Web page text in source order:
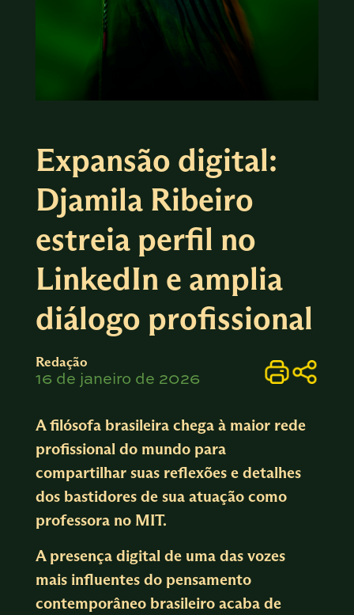
Expansão digital:
Djamila Ribeiro
estreia perfil no
LinkedIn e amplia
diálogo profissional
Redação
16 de janeiro de 2026
A filósofa brasileira chega à maior rede
profissional do mundo para
compartilhar suas reflexões e detalhes
dos bastidores de sua atuação como
professora no MIT.
A presença digital de uma das vozes
mais influentes do pensamento
contemporâneo brasileiro acaba de